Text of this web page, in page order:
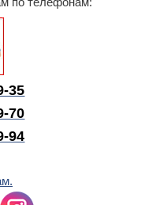
35
70
94